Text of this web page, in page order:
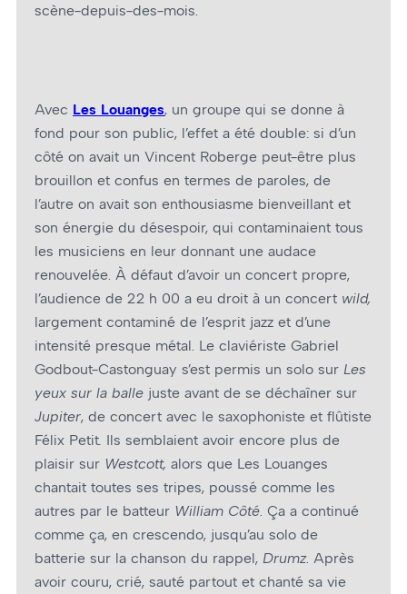
scène-depuis-des-mois.
Avec Les Louanges, un groupe qui se donne à
fond pour son public, l’effet a été double: si d’un
côté on avait un Vincent Roberge peut-être plus
brouillon et confus en termes de paroles, de
l’autre on avait son enthousiasme bienveillant et
son énergie du désespoir, qui contaminaient tous
les musiciens en leur donnant une audace
renouvelée. À défaut d’avoir un concert propre,
l’audience de 22 h 00 a eu droit à un concert wild,
largement contaminé de l’esprit jazz et d’une
intensité presque métal. Le claviériste Gabriel
Godbout-Castonguay s’est permis un solo sur Les
yeux sur la balle juste avant de se déchaîner sur
Jupiter, de concert avec le saxophoniste et flûtiste
Félix Petit Ils semblaient avoir encore plus de
plaisir sur Westcott, alors que Les Louanges
chantait toutes ses tripes, poussé comme les
autres par le batteur William Côté . Ça a continué
comme ça, en crescendo, jusqu’au solo de
batterie sur la chanson du rappel, Drumz. Après
avoir couru, crié, sauté partout et chanté sa vie